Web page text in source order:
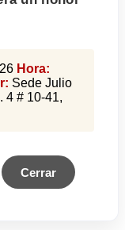
Hora:
Sede Julio
4 # 10-41,
Cerrar